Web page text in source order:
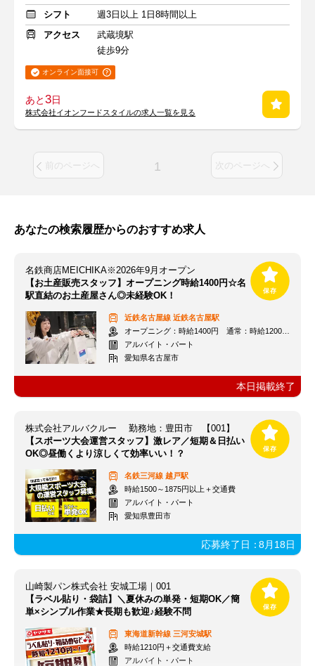
シフト
週3日以上 1日8時間以上
アクセス
武蔵境駅
徒歩9分
オンライン面接可
あと3日
株式会社イオンフードスタイルの求人一覧を見る
前のページへ 1 次のページへ
あなたの検索履歴からのおすすめ求人
名鉄商店MEICHIKA※2026年9月オープン
【お土産販売スタッフ】オープニング時給1400円☆名
駅直結のお土産屋さん◎未経験OK！
近鉄名古屋線 近鉄名古屋駅
オープニング：時給1400円 通常：時給1200円～＋交通費全額支給
アルバイト・パート
愛知県名古屋市
本日掲載終了
株式会社アルバクルー 勤務地：豊田市 【001】
【スポーツ大会運営スタッフ】激レア／短期＆日払い
OK◎昼働くより涼しくて効率いい！？
名鉄三河線 越戸駅
時給1500～1875円以上＋交通費
アルバイト・パート
愛知県豊田市
応募終了日：8月18日
山崎製パン株式会社 安城工場｜001
【ラベル貼り・袋詰】＼夏休みの単発・短期OK／簡
単×シンプル作業★長期も歓迎♪経験不問
東海道新幹線 三河安城駅
時給1210円＋交通費支給
アルバイト・パート